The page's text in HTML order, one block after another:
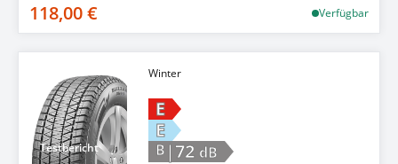
118,00 € Verfügbar
Testbericht
Winter
E
E
B |72 dB